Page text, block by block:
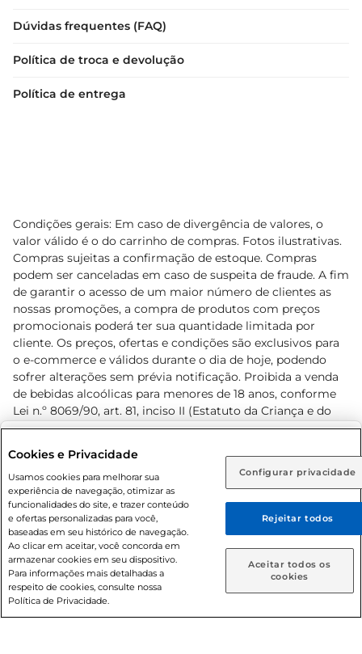
Rio de Janeiro (RJ) Goiás (GO)
Ou
Caso queira comprar online, informe como deseja receber
suas compras:
Entrega em casa Retire em Loja
Dúvidas frequentes (FAQ)
Política de troca e devolução
Política de entrega
Condições gerais: Em caso de divergência de valores, o
valor válido é o do carrinho de compras. Fotos ilustrativas.
Compras sujeitas a confirmação de estoque. Compras
podem ser canceladas em caso de suspeita de fraude. A fim
de garantir o acesso de um maior número de clientes as
nossas promoções, a compra de produtos com preços
promocionais poderá ter sua quantidade limitada por
cliente. Os preços, ofertas e condições são exclusivos para
o e-commerce e válidos durante o dia de hoje, podendo
sofrer alterações sem prévia notificação. Proibida a venda
de bebidas alcoólicas para menores de 18 anos, conforme
Lei n.º 8069/90, art. 81, inciso II (Estatuto da Criança e do
Adolescente). Preços e condições exclusivos para o
prévio. O valor mínimo para as compras on-line é de R$
80,00.
© 2026 Copyright. Todos os direitos
reservados Prezunic.
Cookies e Privacidade
Usamos cookies para melhorar sua
experiência de navegação, otimizar as
funcionalidades do site, e trazer conteúdo
e ofertas personalizadas para você,
baseadas em seu histórico de navegação.
Ao clicar em aceitar, você concorda em
armazenar cookies em seu dispositivo.
Para informações mais detalhadas a
respeito de cookies, consulte nossa
Política de Privacidade.
Configurar privacidade
Rejeitar todos
Aceitar todos os
cookies